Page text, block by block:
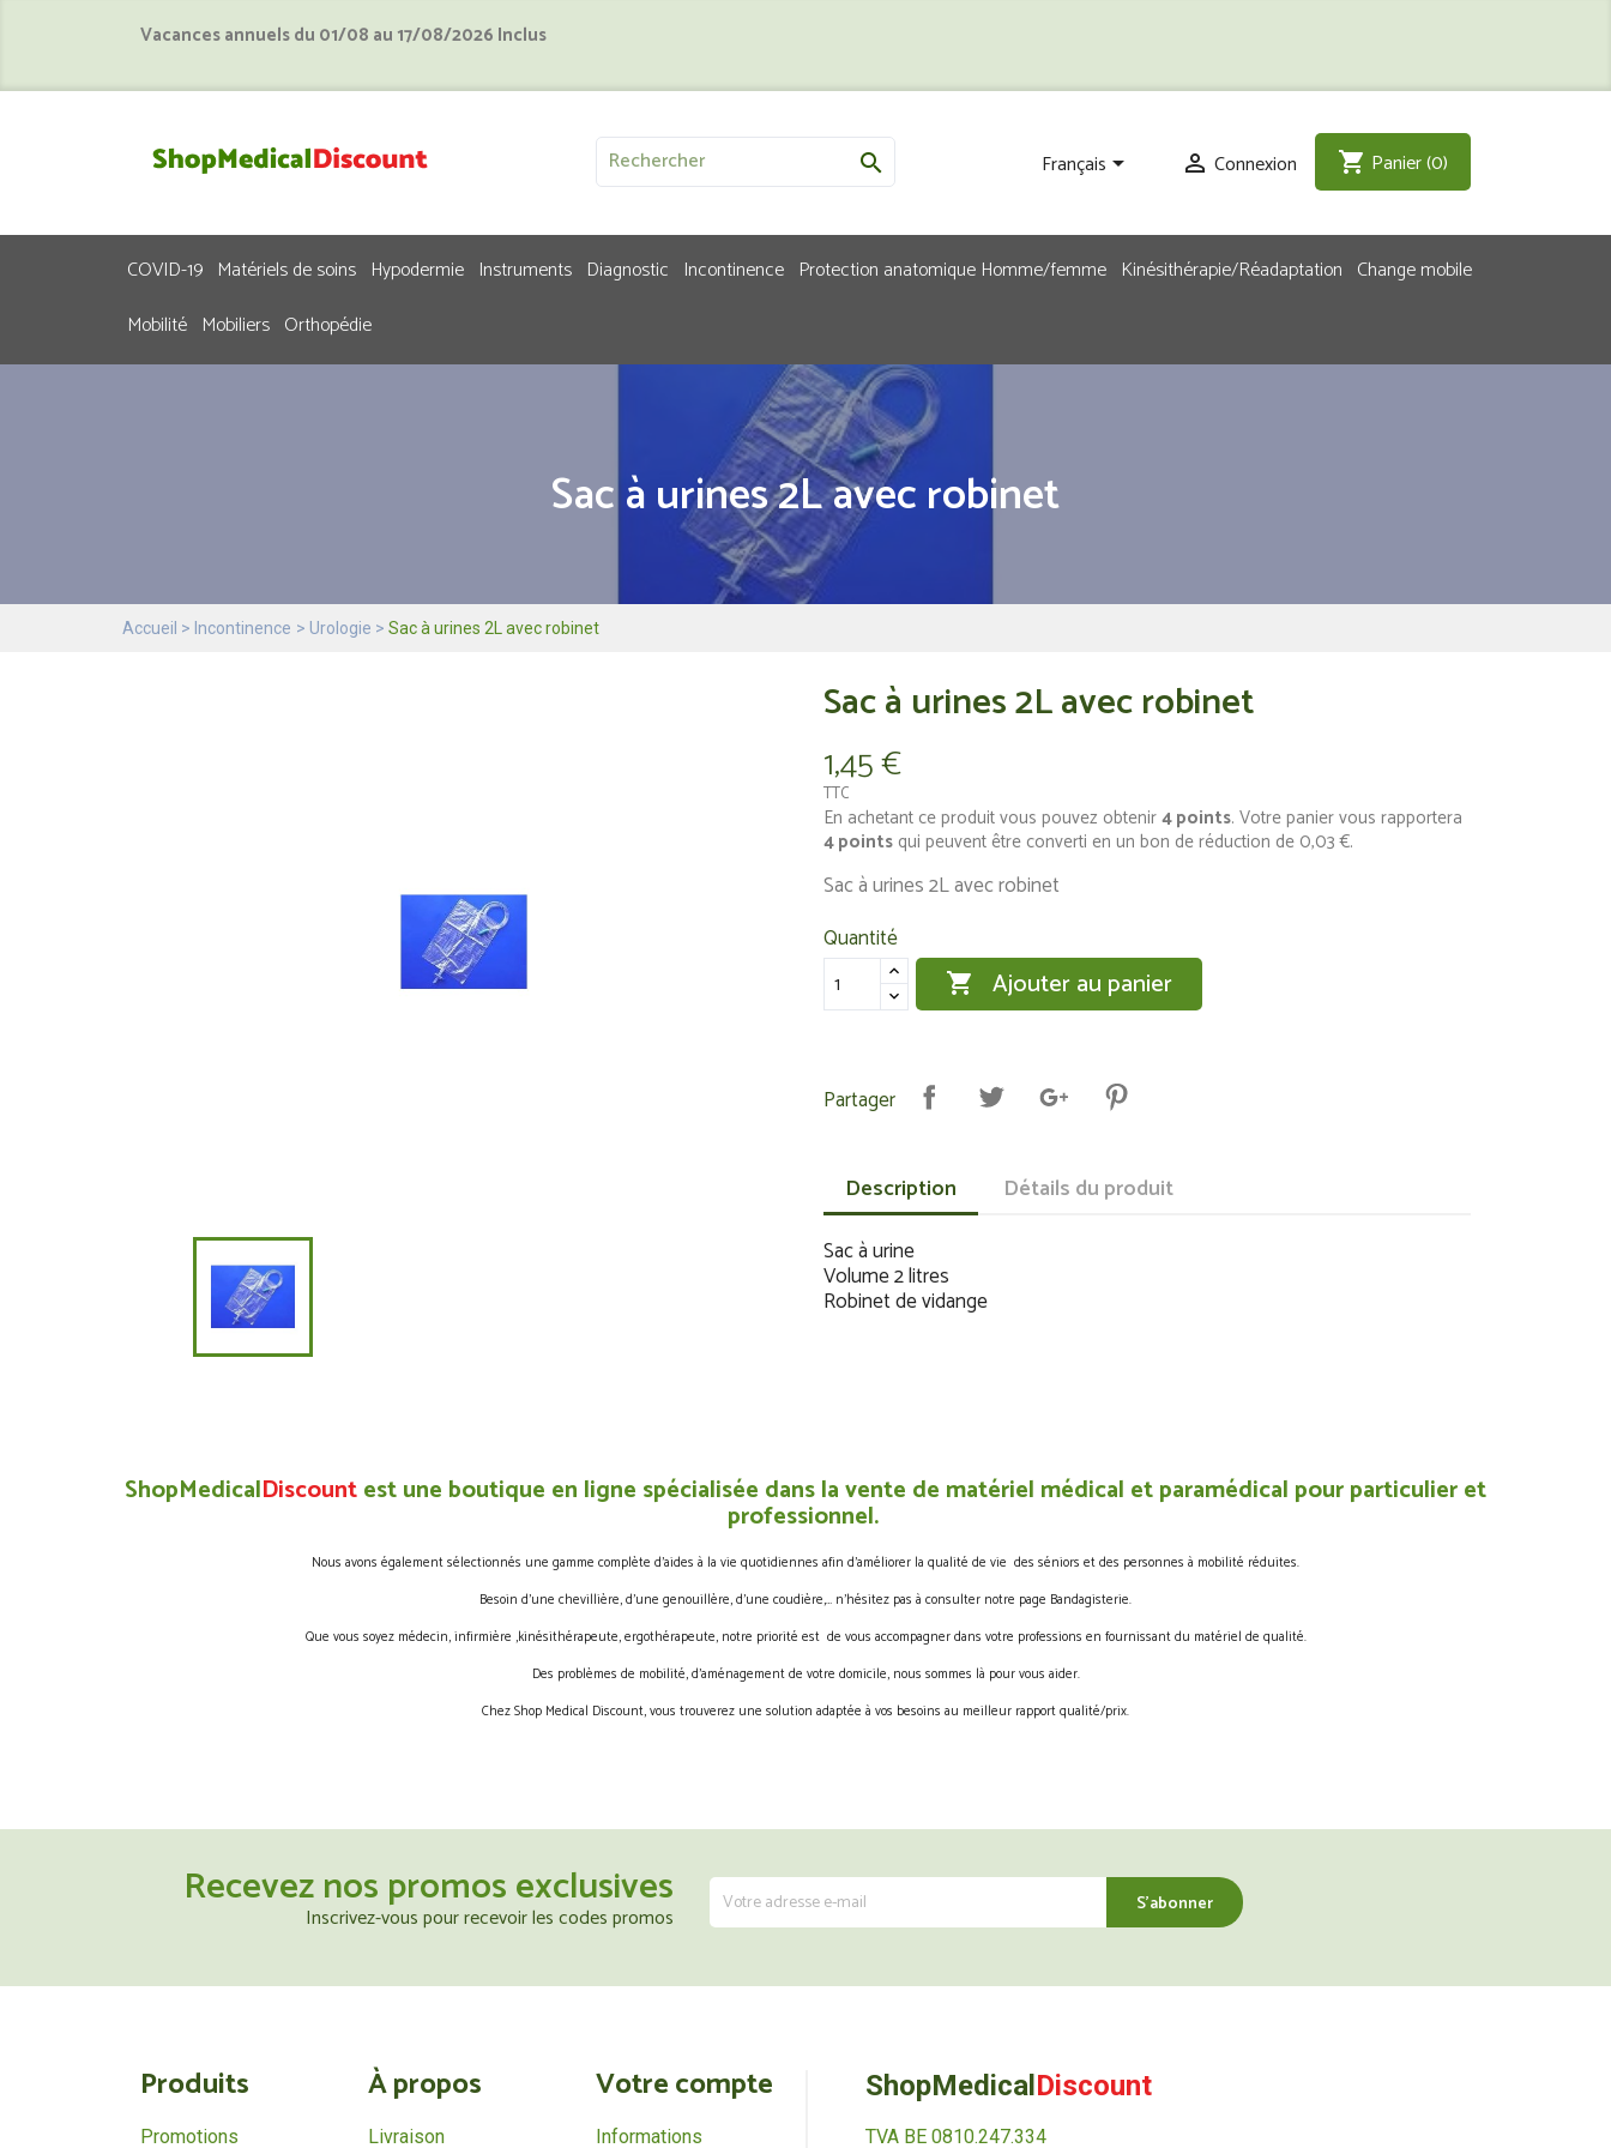
Vacances annuels du 01/08 au 17/08/2026 Inclus
 Français  Connexion shopping_cart Panier(0)
COVID-19 Matériels de soins Hypodermie Instruments Diagnostic Incontinence Protection anatomique Homme/femme Kinésithérapie/Réadaptation Change mobile
Mobilité Mobiliers Orthopédie
Sac à urines 2L avec robinet
Accueil Incontinence Urologie Sac à urines 2L avec robinet
Sac à urines 2L avec robinet
1,45 €
TTC
En achetant ce produit vous pouvez obtenir4points. Votre panier vous rapportera
4points qui peuvent être converti en un bon de réduction de 0,03 €.
Sac à urines 2L avec robinet
Quantité
 Ajouter au panier
Partager
Description Détails du produit
Sac à urine
Volume 2 litres
Robinet de vidange
ShopMedicalDiscountest une boutique en ligne spécialisée dans la vente de matériel médical et paramédical pour particulier et
professionnel.
Nous avons également sélectionnés une gamme complète d’aides à la vie quotidiennes afin d’améliorer la qualité de vie des séniors et des personnes à mobilité réduites.
Besoin d’une chevillière, d’une genouillère, d’une coudière,… n’hésitez pas à consulter notre page Bandagisterie.
Que vous soyez médecin, infirmière ,kinésithérapeute, ergothérapeute, notre priorité est de vous accompagner dans votre professions en fournissant du matériel de qualité.
Des problèmes de mobilité, d’aménagement de votre domicile, nous sommes là pour vous aider.
Chez Shop Medical Discount, vous trouverez une solution adaptée à vos besoins au meilleur rapport qualité/prix.
Recevez nos promos exclusives
Inscrivez-vous pour recevoir les codes promos
Produits
Promotions
À propos
Livraison
Votre compte
Informations
ShopMedical Discount
TVA BE 0810.247.334